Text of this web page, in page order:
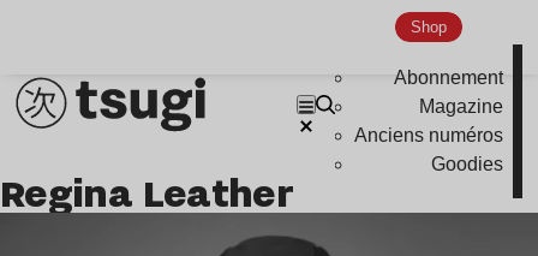
Shop
Abonnement
Magazine
Anciens numéros
Goodies
Regina Leather